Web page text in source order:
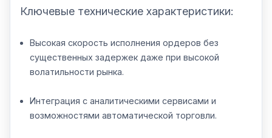
Ключевые технические характеристики:
Высокая скорость исполнения ордеров без
существенных задержек даже при высокой
волатильности рынка.
Интеграция с аналитическими сервисами и
возможностями автоматической торговли.